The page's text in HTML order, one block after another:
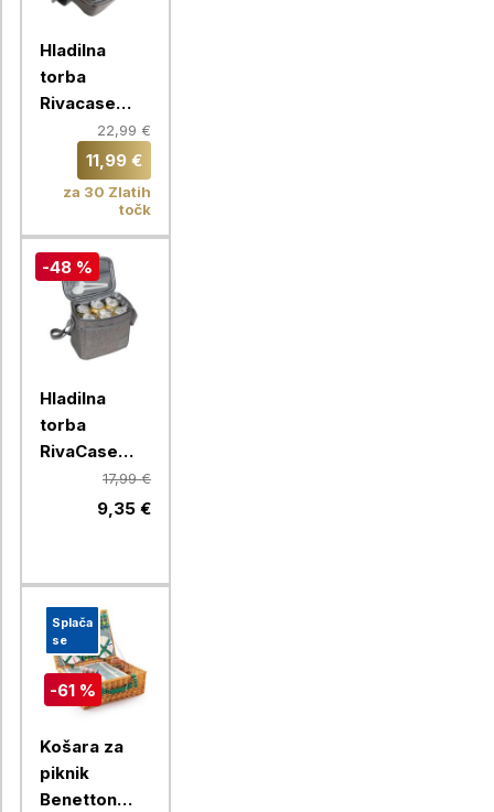
Hladilna
torba
Rivacase
5712, 11 l za
12 pločevink
22,99 €
11,99 €
za 30 Zlatih
točk
-48 %
Hladilna
torba
RivaCase
5706, 5,5L
za 6 x 0,5l
17,99 €
9,35 €
Splača
se
-61 %
Košara za
piknik
Benetton